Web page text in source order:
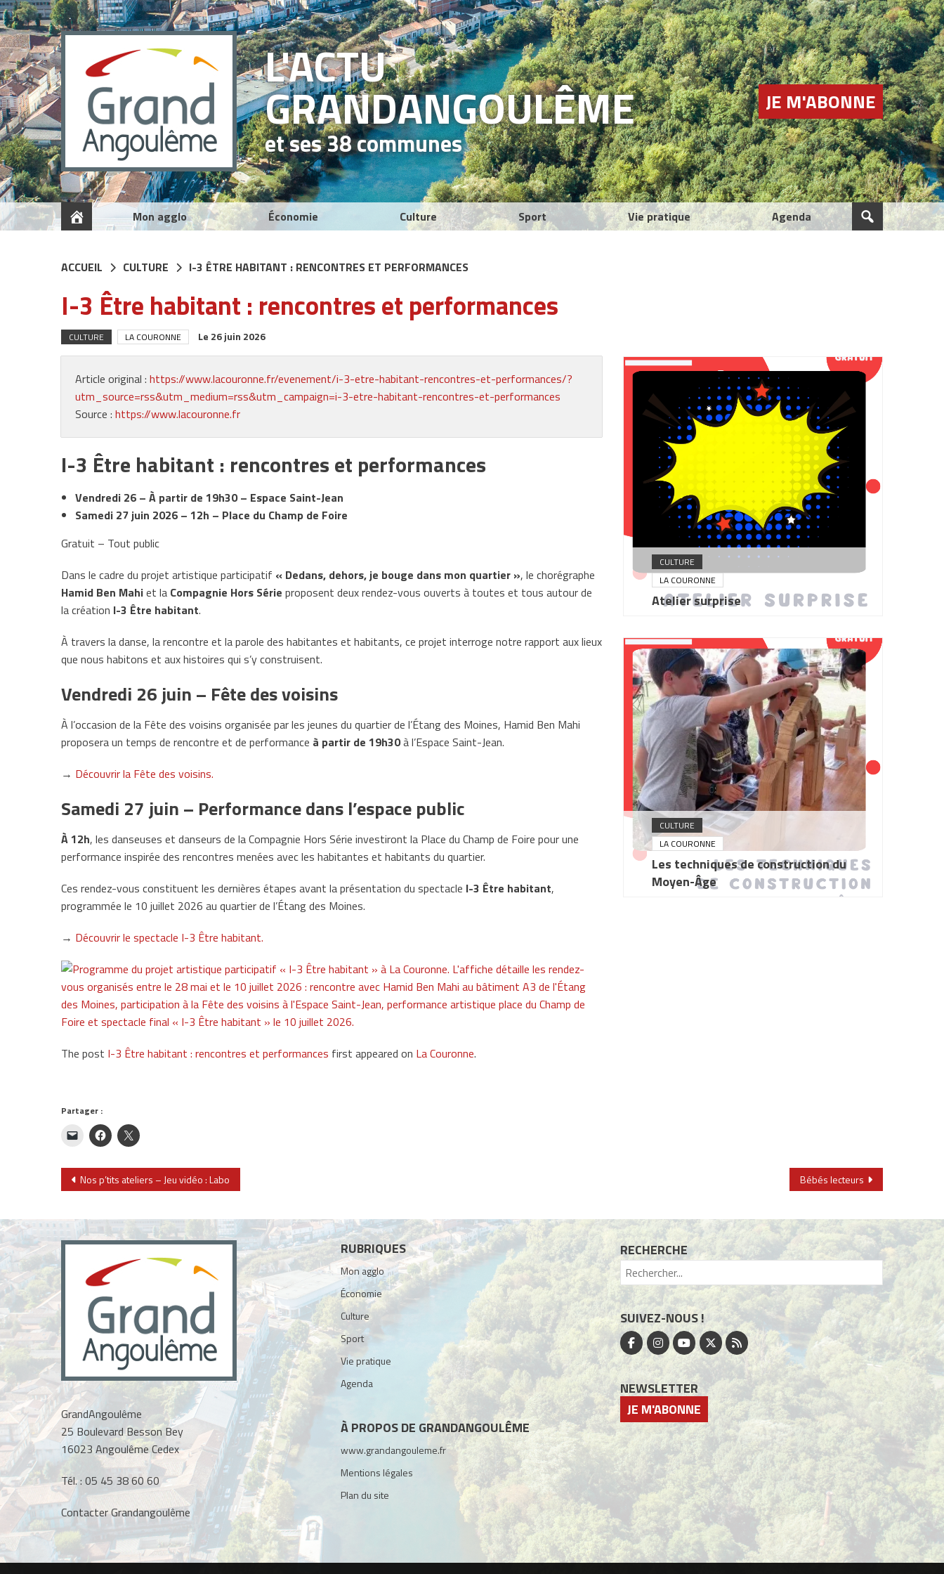
L'ACTU
GRANDANGOULÊME
et ses 38 communes
JE M'ABONNE
Mon agglo Économie Culture Sport Vie pratique Agenda
ACCUEIL CULTURE I-3 ÊTRE HABITANT : RENCONTRES ET PERFORMANCES
I-3 Être habitant : rencontres et performances
CULTURE LA COURONNE Le 26 juin 2026
Article original : https://www.lacouronne.fr/evenement/i-3-etre-habitant-rencontres-et-performances/?
utm_source=rss&utm_medium=rss&utm_campaign=i-3-etre-habitant-rencontres-et-performances
Source : https://www.lacouronne.fr
I-3 Être habitant : rencontres et performances
Vendredi 26 – À partir de 19h30 – Espace Saint-Jean
Samedi 27 juin 2026 – 12h – Place du Champ de Foire
Gratuit – Tout public
Dans le cadre du projet artistique participatif « Dedans, dehors, je bouge dans mon quartier », le chorégraphe
Hamid Ben Mahiet la Compagnie Hors Série proposent deux rendez-vous ouverts à toutes et tous autour de
la création I-3 Être habitant.
À travers la danse, la rencontre et la parole des habitantes et habitants, ce projet interroge notre rapport aux lieux
que nous habitons et aux histoires qui s’y construisent.
Vendredi 26 juin – Fête des voisins
À l’occasion de la Fête des voisins organisée par les jeunes du quartier de l’Étang des Moines, Hamid Ben Mahi
proposera un temps de rencontre et de performance à partir de 19h30à l’Espace Saint-Jean.
→ Découvrir la Fête des voisins.
Samedi 27 juin – Performance dans l’espace public
À 12h, les danseuses et danseurs de la Compagnie Hors Série investiront la Place du Champ de Foire pour une
performance inspirée des rencontres menées avec les habitantes et habitants du quartier.
Ces rendez-vous constituent les dernières étapes avant la présentation du spectacle I-3 Être habitant,
programmée le 10 juillet 2026 au quartier de l’Étang des Moines.
→ Découvrir le spectacle I-3 Être habitant.
The post I-3 Être habitant : rencontres et performances first appeared on La Couronne.
CULTURE
LA COURONNE
Atelier surprise
CULTURE
LA COURONNE
Les techniques de construction du
Moyen-Âge
Partager :
Navigation
l’article
Nos p’tits ateliers – Jeu vidéo : Labo Bébés lecteurs
GrandAngoulême
25 Boulevard Besson Bey
16023 Angoulême Cedex
Tél. :05 45 38 60 60
Contacter Grandangoulême
RUBRIQUES
Mon agglo
Économie
Culture
Sport
Vie pratique
Agenda
À PROPOS DE GRANDANGOULÊME
www.grandangouleme.fr
Mentions légales
Plan du site
RECHERCHE
SUIVEZ-NOUS !
NEWSLETTER
JE M'ABONNE
Panneau de gestion des cookies